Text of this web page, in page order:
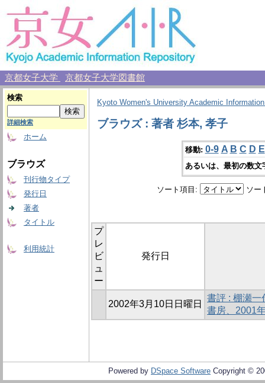
京都女子大学 京都女子大学図書館
検索
詳細検索
ホーム
ブラウズ
刊行物タイプ
発行日
著者
タイトル
利用統計
Kyoto Women's University Academic
ブラウズ : 著者 杉本, 孝子
移動: 0-9 A B C D E
あるいは、最初の数
ソート項目: ソー
プ
レ
ビ
ュ
ー
発行日
2002年3月10日日曜日
書評 : 棚瀬一
書房、2001
Powered by DSpace Software Copyright ©